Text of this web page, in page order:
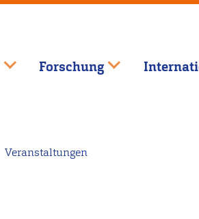
Forschung
Veranstaltungen